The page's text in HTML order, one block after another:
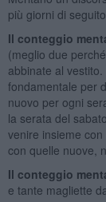
più giorni di seguito.
Il conteggio
(meglio due
abbinate al
fondamentale per
nuovo per ogni
la serata del
venire insieme
con quelle nuove,
Il conteggio
e tante magliette